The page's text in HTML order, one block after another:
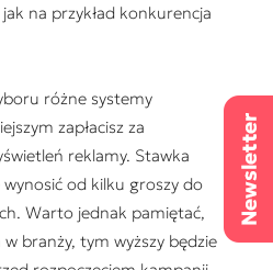
na przykład konkurencja
różne systemy
zapłacisz za
reklamy. Stawka
od kilku groszy do
Warto jednak pamiętać,
branży, tym wyższy będzie